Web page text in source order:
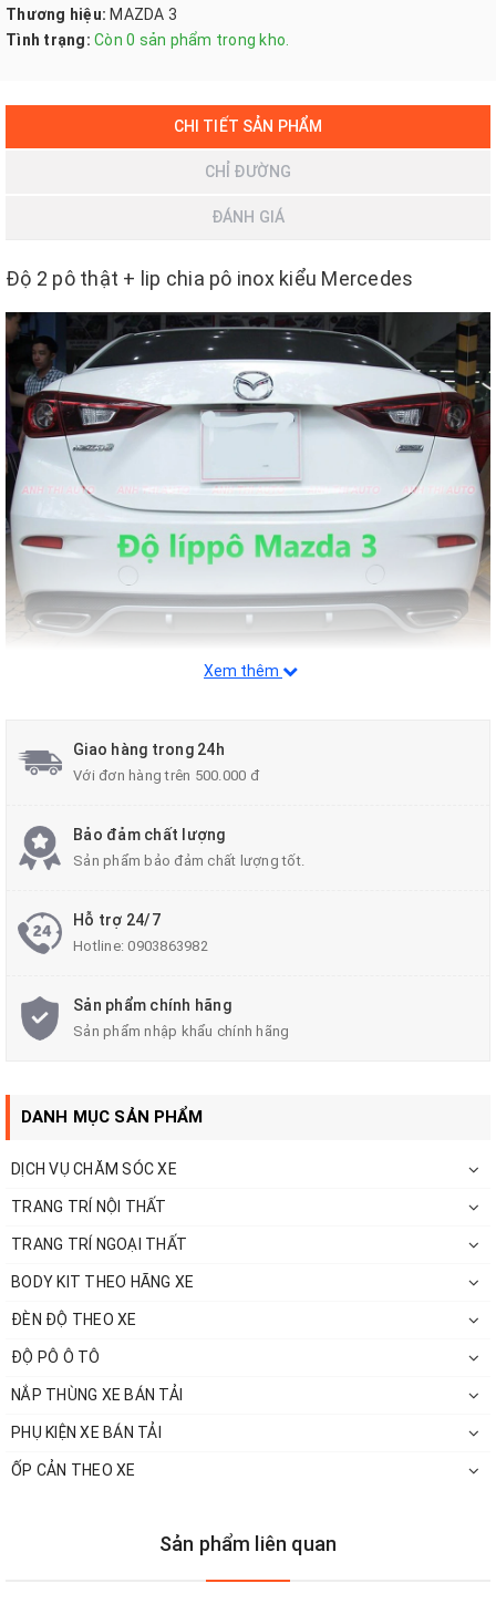
Thương hiệu: MAZDA 3
Tình trạng: Còn 0 sản phẩm trong kho.
CHI TIẾT SẢN PHẨM
CHỈ ĐƯỜNG
ĐÁNH GIÁ
Độ 2 pô thật + lip chia pô inox kiểu Mercedes
Xem thêm
Giao hàng trong 24h
Với đơn hàng trên 500.000 đ
Bảo đảm chất lượng
Sản phẩm bảo đảm chất lượng tốt.
Hỗ trợ 24/7
Hotline:0903863982
Sản phẩm chính hãng
Sản phẩm nhập khẩu chính hãng
DANH MỤC SẢN PHẨM
DỊCH VỤ CHĂM SÓC XE
TRANG TRÍ NỘI THẤT
TRANG TRÍ NGOẠI THẤT
BODY KIT THEO HÃNG XE
ĐÈN ĐỘ THEO XE
ĐỘ PÔ Ô TÔ
NẮP THÙNG XE BÁN TẢI
PHỤ KIỆN XE BÁN TẢI
ỐP CẢN THEO XE
Sản phẩm liên quan